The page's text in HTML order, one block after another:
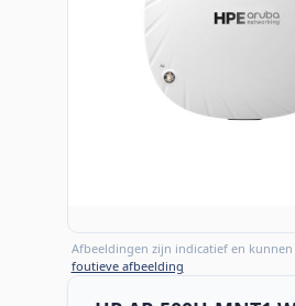
Afbeeldingen zijn indicatief en kunnen
foutieve afbeelding